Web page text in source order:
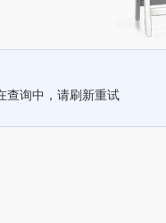
查询中，请刷新重试